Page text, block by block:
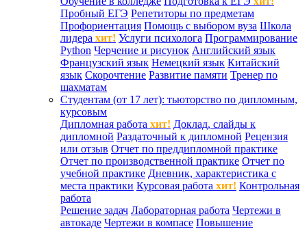
Пробный ЕГЭ Репетиторы по предметам
Профориентация Помощь с выбором вуза Школа
лидера хит! Услуги психолога Программирование
Python Черчение и рисунок Английский язык
Французский язык Немецкий язык Китайский
язык Скорочтение Развитие памяти Тренер по
шахматам
Студентам (от 17 лет): тьюторство по дипломным,
курсовым
Дипломная работа хит! Доклад, слайды к
дипломной Раздаточный к дипломной Рецензия
или отзыв Отчет по преддипломной практике
Отчет по производственной практике Отчет по
учебной практике Дневник, характеристика с
места практики Курсовая работа хит! Контрольная
работа
Решение задач Лабораторная работа Чертежи в
автокаде Чертежи в компасе Повышение